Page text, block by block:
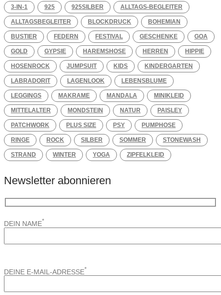
3-IN-1 925 925SILBER ALLTAGS-BEGLEITER
ALLTAGSBEGLEITER BLOCKDRUCK BOHEMIAN
BUSTIER FEDERN FESTIVAL GESCHENKE GOA
GOLD GYPSIE HAREMSHOSE HERREN HIPPIE
HOSENROCK JUMPSUIT KIDS KINDERGARTEN
LABRADORIT LAGENLOOK LEBENSBLUME
LEGGINGS MAKRAME MANDALA MINIKLEID
MITTELALTER MONDSTEIN NATUR PAISLEY
PATCHWORK PLUS SIZE PSY PUMPHOSE
RINGE ROCK SILBER SOMMER STONEWASH
STRAND WINTER YOGA ZIPFELKLEID
Newsletter abonnieren
DEIN NAME*
DEINE E-MAIL-ADRESSE*